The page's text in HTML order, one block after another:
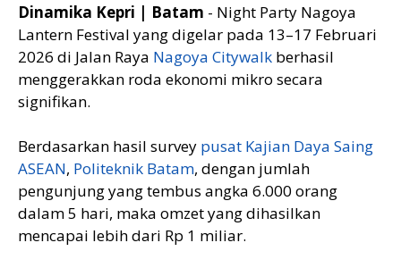
Dinamika Kepri | Batam - Night Party Nagoya
Lantern Festival yang digelar pada 13–17 Februari
2026 di Jalan Raya Nagoya Citywalk berhasil
menggerakkan roda ekonomi mikro secara
signifikan.
Berdasarkan hasil survey pusat Kajian Daya Saing
ASEAN, Politeknik Batam, dengan jumlah
pengunjung yang tembus angka 6.000 orang
dalam 5 hari, maka omzet yang dihasilkan
mencapai lebih dari Rp 1 miliar.